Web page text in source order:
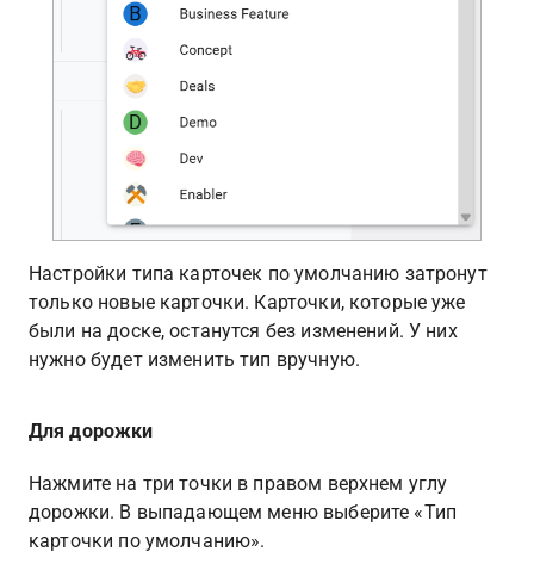
Настройки типа карточек по умолчанию затронут
только новые карточки. Карточки, которые уже
были на доске, останутся без изменений. У них
нужно будет изменить тип вручную.
Для дорожки
Нажмите на три точки в правом верхнем углу
дорожки. В выпадающем меню выберите «Тип
карточки по умолчанию».